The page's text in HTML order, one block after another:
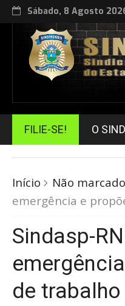
Sábado, 8 Agosto
FILIE-SE! O
Início Não marcado
emergência e
Sindasp-
de trabalho